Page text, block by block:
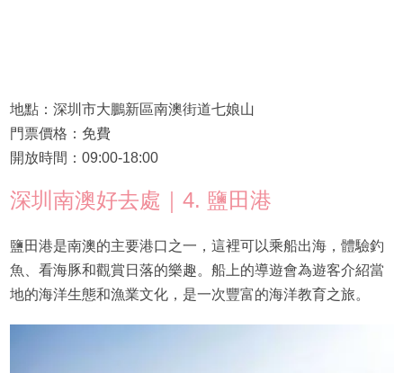
地點：深圳市大鵬新區南澳街道七娘山
門票價格：免費
開放時間：09:00-18:00
深圳南澳好去處｜4. 鹽田港
鹽田港是南澳的主要港口之一，這裡可以乘船出海，體驗釣
魚、看海豚和觀賞日落的樂趣。船上的導遊會為遊客介紹當
地的海洋生態和漁業文化，是一次豐富的海洋教育之旅。